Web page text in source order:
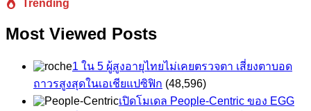
Trending
Most Viewed Posts
1 ใน 5 ผู้สูงอายุไทยไม่เคยตรวจตา เสี่ยงตาบอด
ถาวรสูงสุดในเอเชียแปซิฟิก (48,596)
เปิดโมเดล People-Centric ของ EGG